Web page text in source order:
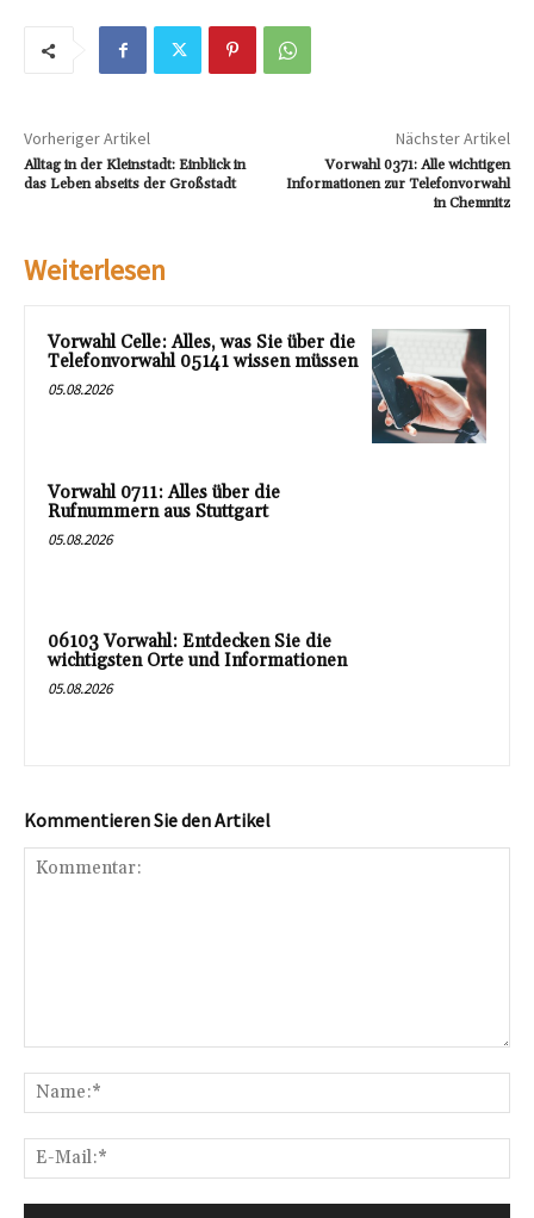
Vorheriger Artikel
Alltag in der Kleinstadt: Einblick in
das Leben abseits der Großstadt
Nächster Artikel
Vorwahl 0371: Alle wichtigen
Informationen zur Telefonvorwahl
in Chemnitz
Weiterlesen
Vorwahl Celle: Alles, was Sie über die
Telefonvorwahl 05141 wissen müssen
05.08.2026
Vorwahl 0711: Alles über die
Rufnummern aus Stuttgart
05.08.2026
06103 Vorwahl: Entdecken Sie die
wichtigsten Orte und Informationen
05.08.2026
Kommentieren Sie den Artikel